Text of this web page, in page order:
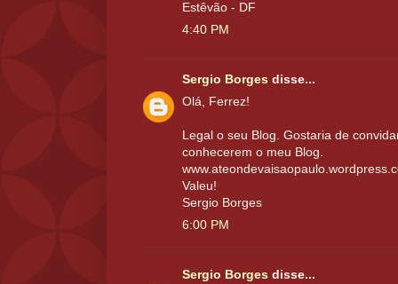
Estêvão - DF
4:40 PM
Sergio Borges disse...
Olá, Ferrez!
Legal o seu Blog. Gostaria de
conhecerem o meu Blog.
Valeu!
Sergio Borges
6:00 PM
Sergio Borges disse...